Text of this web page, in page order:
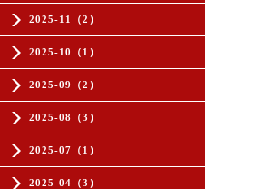
2025-11（2）
2025-10（1）
2025-09（2）
2025-08（3）
2025-07（1）
2025-04（3）